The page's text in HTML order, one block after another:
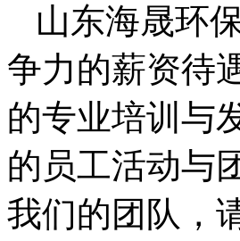
山东海晟环
争力的薪资待
的专业培训与
的员工活动与
我们的团队，